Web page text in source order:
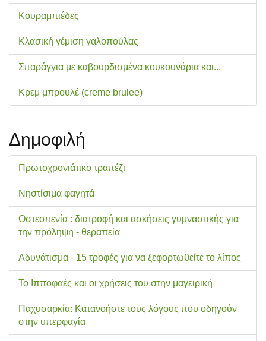
Κουραμπιέδες
Κλασική γέμιση γαλοπούλας
Σπαράγγια με καβουρδισμένα κουκουνάρια και...
Κρεμ μπρουλέ (creme brulee)
Δημοφιλή
Πρωτοχρονιάτικο τραπέζι
Νηστίσιμα φαγητά
Οστεοπενία : διατροφή και ασκήσεις γυμναστικής για
την πρόληψη - θεραπεία
Αδυνάτισμα - 15 τροφές για να ξεφορτωθείτε το λίπος
Το Ιπποφαές και οι χρήσεις του στην μαγειρική
Παχυσαρκία: Κατανοήστε τους λόγους που οδηγούν
στην υπερφαγία